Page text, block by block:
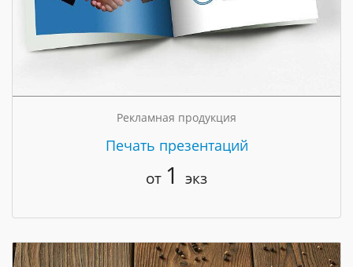
Рекламная продукция
Печать презентаций
от 1 экз